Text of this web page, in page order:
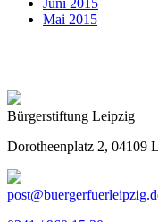
Juni 2015
Mai 2015
Bürgerstiftung Leipzig
Dorotheenplatz 2, 04109